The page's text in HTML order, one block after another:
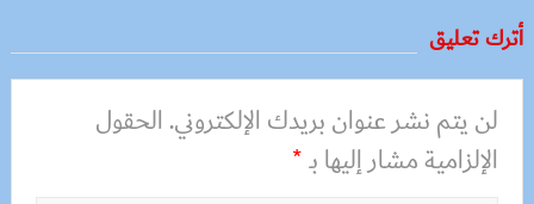
أترك تعليق
لن يتم نشر عنوان بريدك الإلكتروني.الحقول
الإلزامية مشار إليها بـ*